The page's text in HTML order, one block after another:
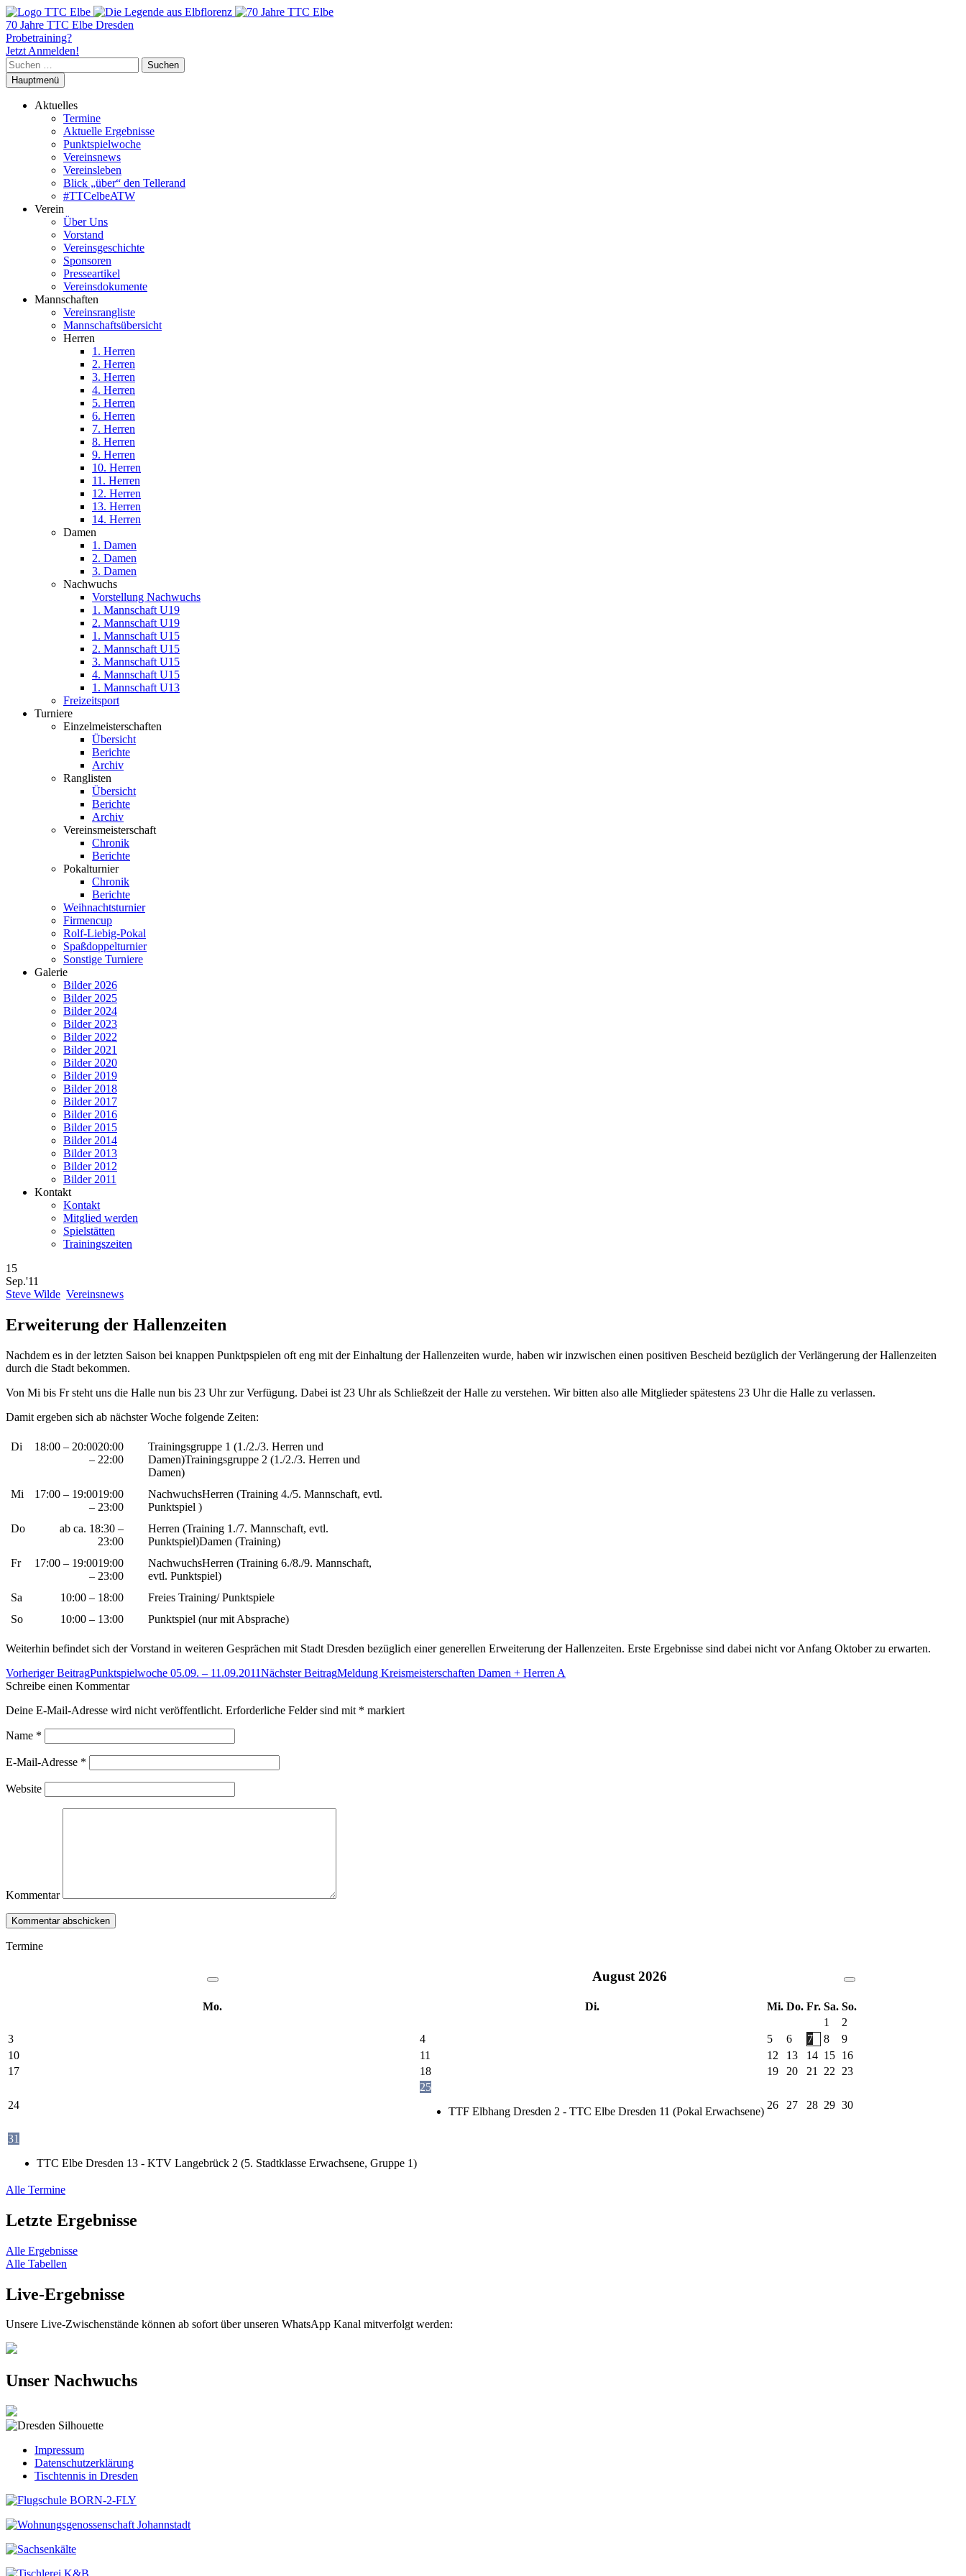
70 Jahre TTC Elbe Dresden
Probetraining?
Jetzt Anmelden!
Suchen
nach:
Hauptmenü
Aktuelles
Termine
Aktuelle Ergebnisse
Punktspielwoche
Vereinsnews
Vereinsleben
Blick „über“ den Tellerand
#TTCelbeATW
Verein
Über Uns
Vorstand
Vereinsgeschichte
Sponsoren
Presseartikel
Vereinsdokumente
Mannschaften
Vereinsrangliste
Mannschaftsübersicht
Herren
1. Herren
2. Herren
3. Herren
4. Herren
5. Herren
6. Herren
7. Herren
8. Herren
9. Herren
10. Herren
11. Herren
12. Herren
13. Herren
14. Herren
Damen
1. Damen
2. Damen
3. Damen
Nachwuchs
Vorstellung Nachwuchs
1. Mannschaft U19
2. Mannschaft U19
1. Mannschaft U15
2. Mannschaft U15
3. Mannschaft U15
4. Mannschaft U15
1. Mannschaft U13
Freizeitsport
Turniere
Einzelmeisterschaften
Übersicht
Berichte
Archiv
Ranglisten
Übersicht
Berichte
Archiv
Vereinsmeisterschaft
Chronik
Berichte
Pokalturnier
Chronik
Berichte
Weihnachtsturnier
Firmencup
Rolf-Liebig-Pokal
Spaßdoppelturnier
Sonstige Turniere
Galerie
Bilder 2026
Bilder 2025
Bilder 2024
Bilder 2023
Bilder 2022
Bilder 2021
Bilder 2020
Bilder 2019
Bilder 2018
Bilder 2017
Bilder 2016
Bilder 2015
Bilder 2014
Bilder 2013
Bilder 2012
Bilder 2011
Kontakt
Kontakt
Mitglied werden
Spielstätten
Trainingszeiten
15
Sep.'11
Steve Wilde Vereinsnews
Erweiterung der Hallenzeiten
Nachdem es in der letzten Saison bei knappen Punktpspielen oft eng mit der Einhaltung der Hallenzeiten wurde, haben wir inzwischen einen positiven Bescheid bezüglich der Verlängerung der Hallenzeiten
durch die Stadt bekommen.
Von Mi bis Fr steht uns die Halle nun bis 23 Uhr zur Verfügung. Dabei ist 23 Uhr als Schließzeit der Halle zu verstehen. Wir bitten also alle Mitglieder spätestens 23 Uhr die Halle zu verlassen.
Damit ergeben sich ab nächster Woche folgende Zeiten:
Di
18:00 – 20:0020:00
– 22:00
Trainingsgruppe 1 (1./2./3. Herren und
Damen)Trainingsgruppe 2 (1./2./3. Herren und
Damen)
Mi
17:00 – 19:0019:00
– 23:00
NachwuchsHerren (Training 4./5. Mannschaft, evtl.
Punktspiel )
Do
ab ca. 18:30 –
23:00
Herren (Training 1./7. Mannschaft, evtl.
Punktspiel)Damen (Training)
Fr
17:00 – 19:0019:00
– 23:00
NachwuchsHerren (Training 6./8./9. Mannschaft,
evtl. Punktspiel)
Sa
10:00 – 18:00
Freies Training/ Punktspiele
So
10:00 – 13:00 Punktspiel (nur mit Absprache)
Weiterhin befindet sich der Vorstand in weiteren Gesprächen mit Stadt Dresden bezüglich einer generellen Erweiterung der Hallenzeiten. Erste Ergebnisse sind dabei nicht vor Anfang Oktober zu erwarten.
Beitrags-
Navigation
Vorheriger BeitragPunktspielwoche 05.09. – 11.09.2011Nächster BeitragMeldung Kreismeisterschaften Damen + Herren A
Schreibe einen Kommentar
Deine E-Mail-Adresse wird nicht veröffentlicht. Erforderliche Felder sind mit * markiert
Name *
E-Mail-Adresse *
Website
Kommentar
Termine
August 2026
Mo. Di. Mi. Do. Fr. Sa. So.
1
2
3
4 5 6 7 8
9
10
11 12 13 14 15 16
17
18 19 20 21 22 23
24
25
TTF Elbhang Dresden 2 - TTC Elbe Dresden 11 (Pokal Erwachsene)
26 27 28 29 30
31
TTC Elbe Dresden 13 - KTV Langebrück 2 (5. Stadtklasse Erwachsene, Gruppe 1)
Alle Termine
Letzte Ergebnisse
Alle Ergebnisse
Alle Tabellen
Live-Ergebnisse
Unsere Live-Zwischenstände können ab sofort über unseren WhatsApp Kanal mitverfolgt werden:
Unser Nachwuchs
Impressum
Datenschutzerklärung
Tischtennis in Dresden